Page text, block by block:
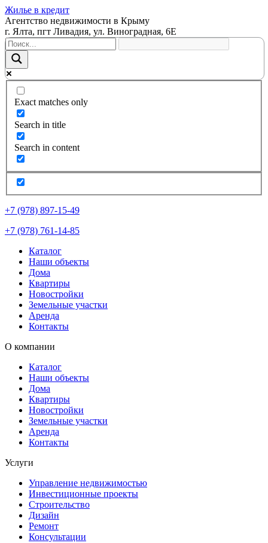
Жилье в кредит
Агентство недвижимости в Крыму
г. Ялта, пгт Ливадия, ул. Виноградная, 6Е
Exact matches only
Search in title
Search in content
+7 (978) 897-15-49
+7 (978) 761-14-85
Каталог
Наши объекты
Дома
Квартиры
Новостройки
Земельные участки
Аренда
Контакты
О компании
Каталог
Наши объекты
Дома
Квартиры
Новостройки
Земельные участки
Аренда
Контакты
Услуги
Управление недвижимостью
Инвестиционные проекты
Строительство
Дизайн
Ремонт
Консультации